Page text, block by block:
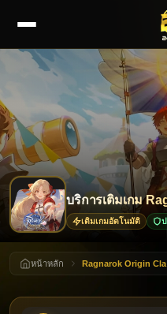
บริการเติมเกม
เติมเกมอัตโนมัติ
หน้าหลัก